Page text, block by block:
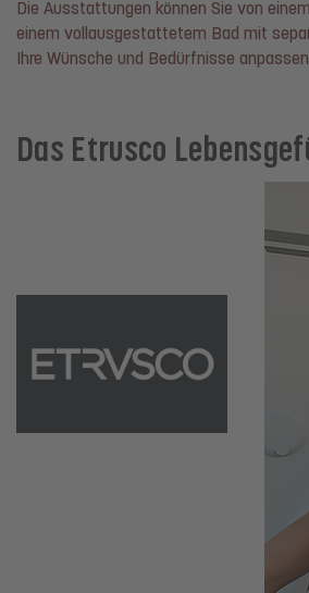
Die Ausstattungen können Sie von
einem vollausgestattetem Bad mit
Ihre Wünsche und Bedürfnisse
Das Etrusco